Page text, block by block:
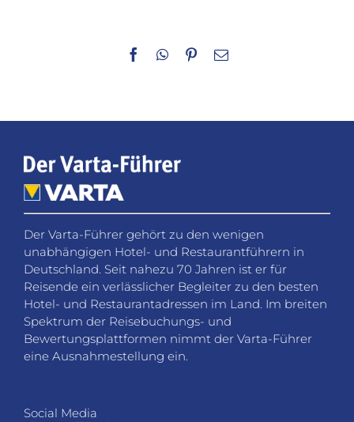
Facebook
WhatsApp
Pinterest
E-
Der Varta-Führer gehört zu den wenigen
unabhängigen Hotel- und Restaurantführern in
Deutschland. Seit nahezu 70 Jahren ist er für
Reisende ein verlässlicher Begleiter zu den besten
Hotel- und Restaurantadressen im Land. Im breiten
Spektrum der Reisebuchungs- und
Bewertungsplattformen nimmt der Varta-Führer
eine Ausnahmestellung ein.
Social Media